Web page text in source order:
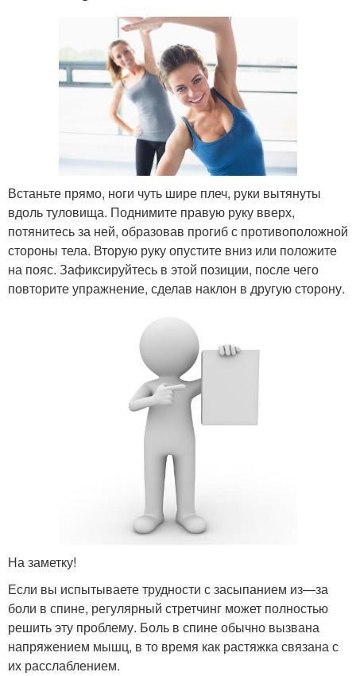
Встаньте прямо, ноги чуть шире плеч, руки вытянуты
вдоль туловища. Поднимите правую руку вверх,
потянитесь за ней, образовав прогиб с противоположной
стороны тела. Вторую руку опустите вниз или положите
на пояс. Зафиксируйтесь в этой позиции, после чего
повторите упражнение, сделав наклон в другую сторону.
На заметку!
Если вы испытываете трудности с засыпанием из—за
боли в спине, регулярный стретчинг может полностью
решить эту проблему. Боль в спине обычно вызвана
напряжением мышц, в то время как растяжка связана с
их расслаблением.